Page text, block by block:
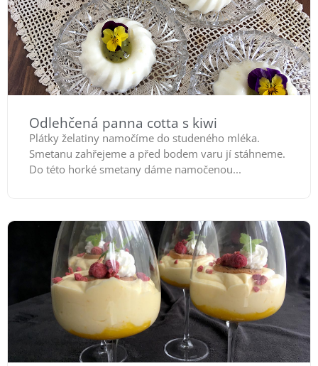
Odlehčená panna cotta s kiwi
Plátky želatiny namočíme do studeného mléka.
Smetanu zahřejeme a před bodem varu jí stáhneme.
Do této horké smetany dáme namočenou...